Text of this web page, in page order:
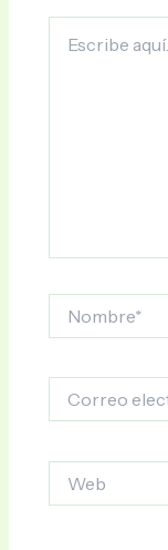
aquí...
electrónico*